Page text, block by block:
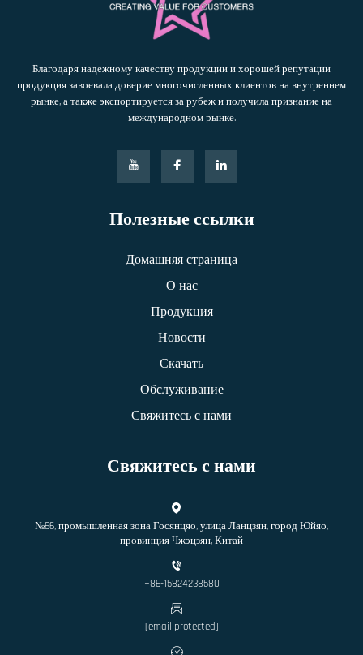
Благодаря надежному качеству продукции и хорошей репутации
продукция завоевала доверие многочисленных клиентов на внутреннем
рынке, а также экспортируется за рубеж и получила признание на
международном рынке.
Полезные ссылки
Домашняя страница
О нас
Продукция
Новости
Скачать
Обслуживание
Свяжитесь с нами
Свяжитесь с нами
№66, промышленная зона Госянцяо, улица Ланцзян, город Юйяо,
провинция Чжэцзян, Китай
+86-15824238580
[email protected]